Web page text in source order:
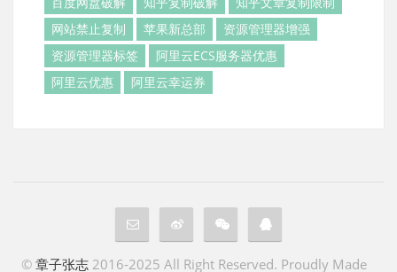
网站禁止复制
苹果新总部
资源管理器增强
资源管理器标签
阿里云ECS服务器优惠
阿里云优惠
阿里云幸运券
© 章子张志 2016-2025 All Right Reserved. Proudly Made